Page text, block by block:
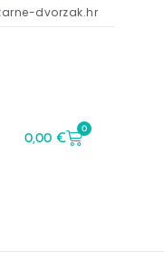
dvorzak.hr
0,00€
0